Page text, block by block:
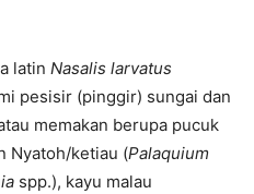
latin Nasalis larvatus
pesisir (pinggir) sungai dan
memakan berupa pucuk
Nyatoh/ketiau (Palaquium
spp.), kayu malau